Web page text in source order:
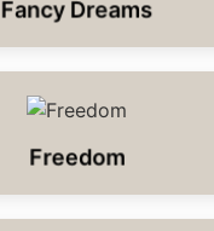
Fancy Dreams
Freedom